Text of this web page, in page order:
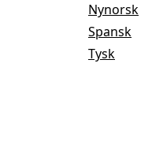
Nynorsk
Spansk
Tysk